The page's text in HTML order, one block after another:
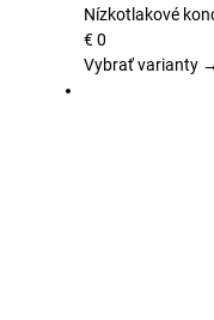
Nízkotlakové
€0
Vybrať varianty →